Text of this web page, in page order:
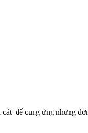
để cung ứng nhưng